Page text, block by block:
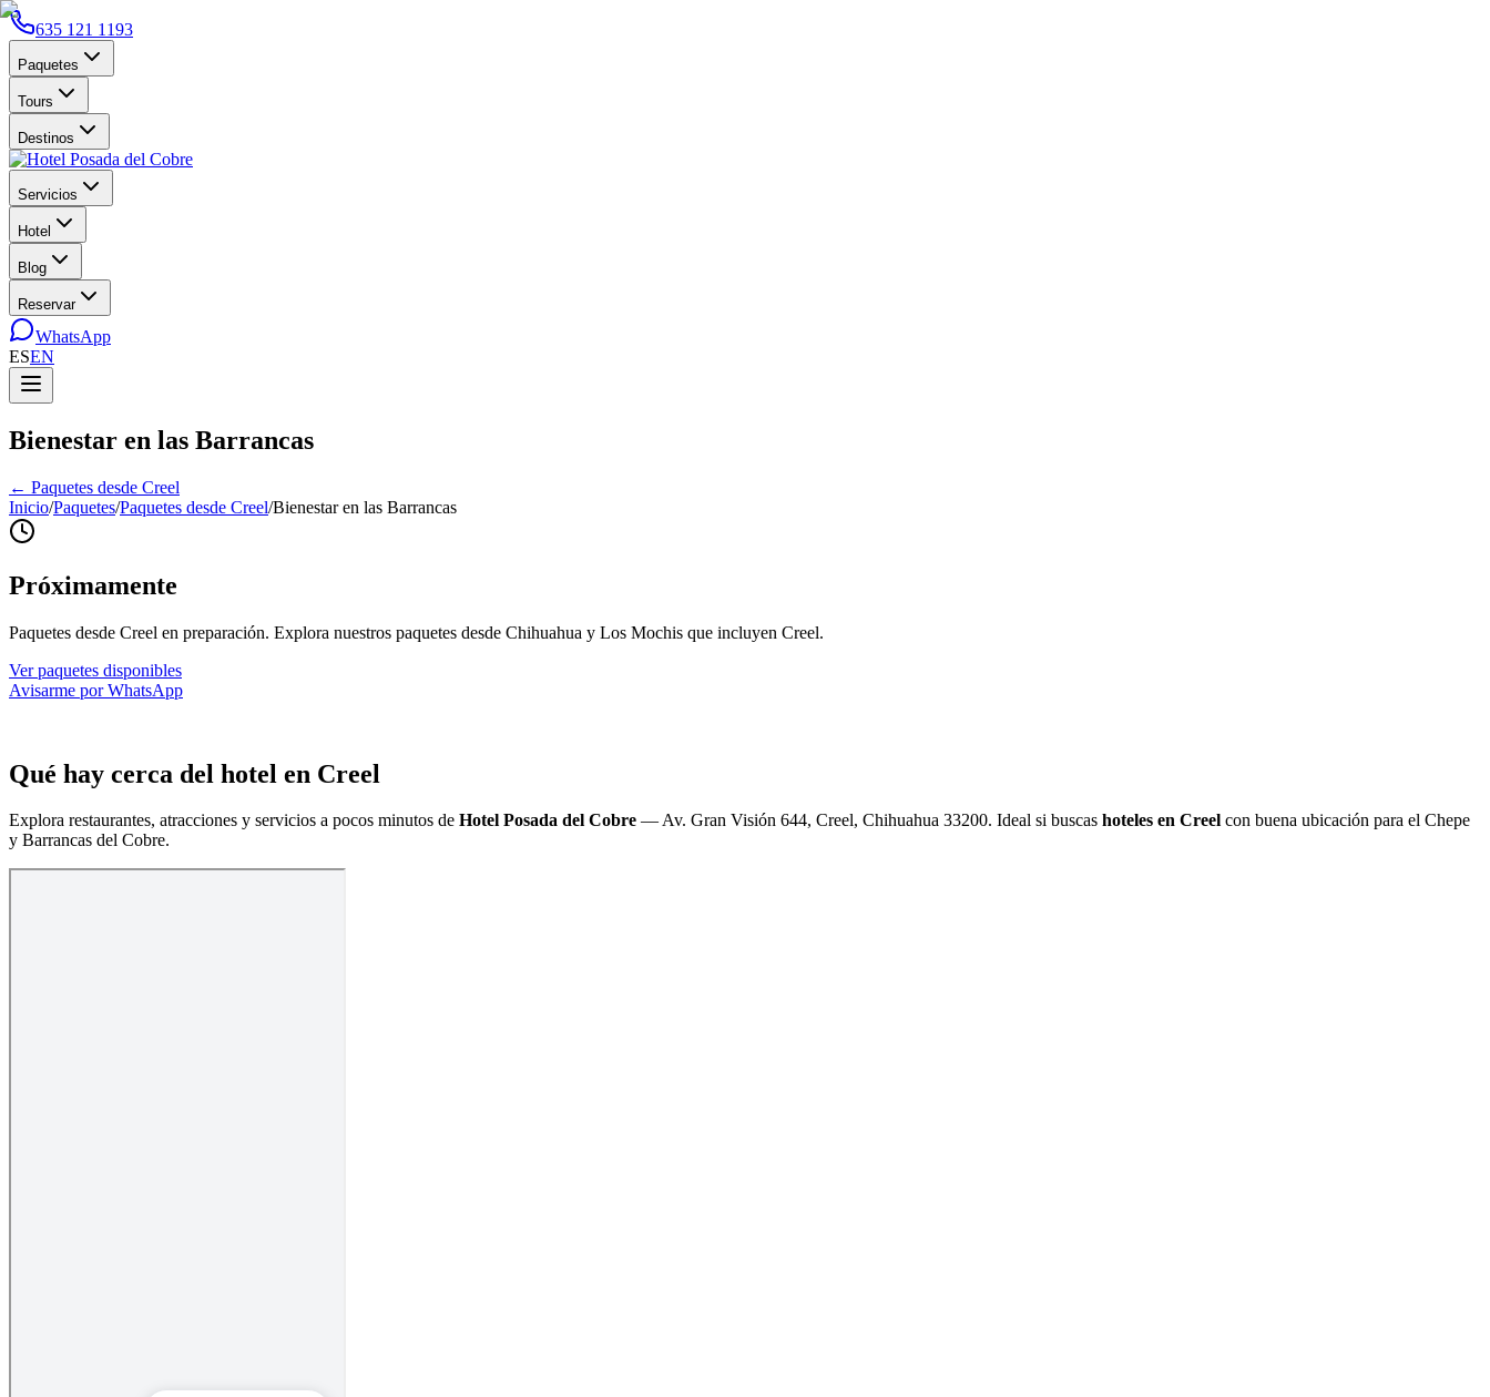
635 121 1193
Paquetes
Tours
Destinos
Servicios
Hotel
Blog
Reservar
WhatsApp
ESEN
Bienestar en las Barrancas
← Paquetes desde Creel
Inicio/Paquetes/Paquetes desde Creel/Bienestar en las Barrancas
Próximamente
Paquetes desde Creel en preparación. Explora nuestros paquetes desde Chihuahua y Los Mochis que incluyen Creel.
Ver paquetes disponibles
Avisarme por WhatsApp
Qué hay cerca del hotel en Creel
Explora restaurantes, atracciones y servicios a pocos minutos de Hotel Posada del Cobre —Av. Gran Visión 644, Creel, Chihuahua 33200. Ideal si buscas hoteles en Creel con buena ubicación para el Chepe
y Barrancas del Cobre.